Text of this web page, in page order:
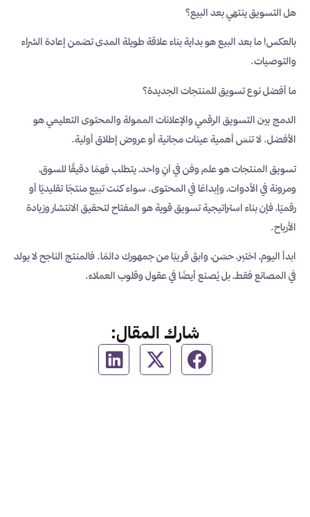
هل التسويق ينتهي بعد البيع؟
بالعكس! ما بعد البيع هو بداية بناء علاقة طويلة المدى تضمن إعادة الشراء
والتوصيات.
ما أفضل نوع تسويق للمنتجات الجديدة؟
الدمج بين التسويق الرقمي والإعلانات الممولة والمحتوى التعليمي هو
الأفضل. لا تنسَ أهمية عينات مجانية أو عروض إطلاق أولية.
تسويق المنتجات هو علم وفن في آنٍ واحد، يتطلب فهمًا دقيقًا للسوق،
ومرونة في الأدوات، وإبداعًا في المحتوى. سواء كنت تبيع منتجًا تقليديًا أو
رقميًا، فإن بناء استراتيجية تسويق قوية هو المفتاح لتحقيق الانتشار وزيادة
الأرباح.
ابدأ اليوم، اختبر، حسّن، وابقَ قريبًا من جمهورك دائمًا. فالمنتج الناجح لا يولد
في المصانع فقط، بل يُصنع أيضًا في عقول وقلوب العملاء.
شارك المقال: